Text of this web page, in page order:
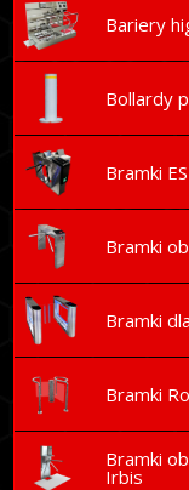
Bariery
Bollardy
Bramki
Bramki
Bramki
Bramki
Bramki
Irbis